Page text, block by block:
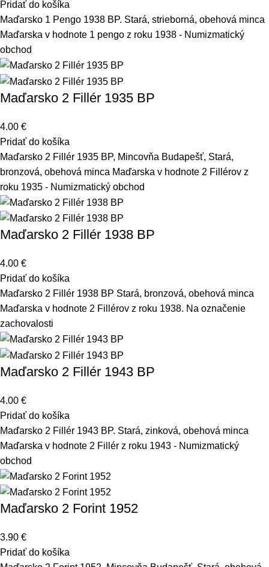
Pridať do košíka
Maďarsko 1 Pengo 1938 BP. Stará, strieborná, obehová minca
Maďarska v hodnote 1 pengo z roku 1938 - Numizmatický
obchod
Maďarsko 2 Fillér 1935 BP
4.00 €
Pridať do košíka
Maďarsko 2 Fillér 1935 BP, Mincovňa Budapešť, Stará,
bronzová, obehová minca Maďarska v hodnote 2 Fillérov z
roku 1935 - Numizmatický obchod
Maďarsko 2 Fillér 1938 BP
4.00 €
Pridať do košíka
Maďarsko 2 Fillér 1938 BP Stará, bronzová, obehová minca
Maďarska v hodnote 2 Fillérov z roku 1938. Na označenie
zachovalosti
Maďarsko 2 Fillér 1943 BP
4.00 €
Pridať do košíka
Maďarsko 2 Fillér 1943 BP. Stará, zinková, obehová minca
Maďarska v hodnote 2 Fillér z roku 1943 - Numizmatický
obchod
Maďarsko 2 Forint 1952
3.90 €
Pridať do košíka